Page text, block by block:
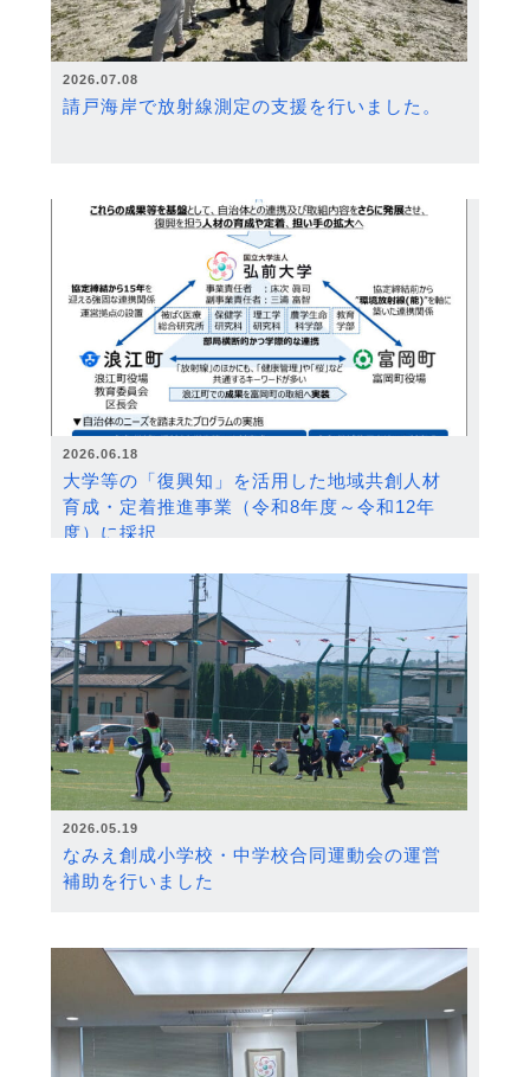
2026.07.08
請戸海岸で放射線測定の支援を行いました。
2026.06.18
大学等の「復興知」を活用した地域共創人材
育成・定着推進事業（令和8年度～令和12年
度）に採択
2026.05.19
なみえ創成小学校・中学校合同運動会の運営
補助を行いました